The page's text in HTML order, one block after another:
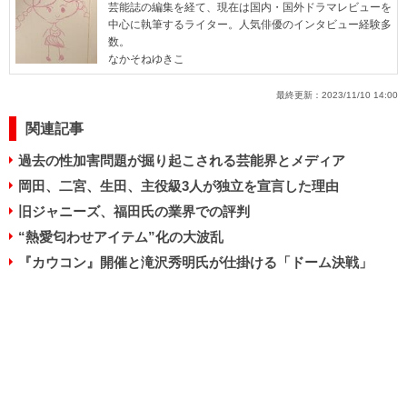
芸能誌の編集を経て、現在は国内・国外ドラマレビューを
中心に執筆するライター。人気俳優のインタビュー経験多
数。
なかそねゆきこ
最終更新： 2023/11/10 14:00
関連記事
過去の性加害問題が掘り起こされる芸能界とメディア
岡田、二宮、生田、主役級3人が独立を宣言した理由
旧ジャニーズ、福田氏の業界での評判
“熱愛匂わせアイテム”化の大波乱
『カウコン』開催と滝沢秀明氏が仕掛ける「ドーム決戦」